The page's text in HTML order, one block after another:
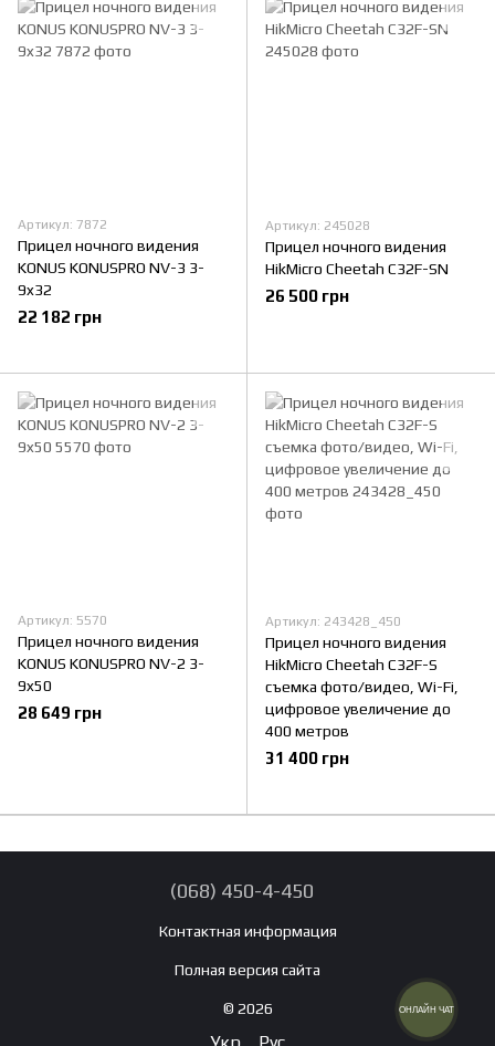
Артикул: 7872
Прицел ночного видения
KONUS KONUSPRO NV-3 3-
9x32
22 182 грн
Артикул: 245028
Прицел ночного видения
HikMicro Cheetah C32F-SN
26 500 грн
Артикул: 5570
Прицел ночного видения
KONUS KONUSPRO NV-2 3-
9x50
28 649 грн
Артикул: 243428_450
Прицел ночного видения
HikMicro Cheetah C32F-S
съемка фото/видео, Wi-Fi,
цифровое увеличение до
400 метров
31 400 грн
(068) 450-4-450
Контактная информация
Полная версия сайта
© 2026 ОНЛАЙН ЧАТ